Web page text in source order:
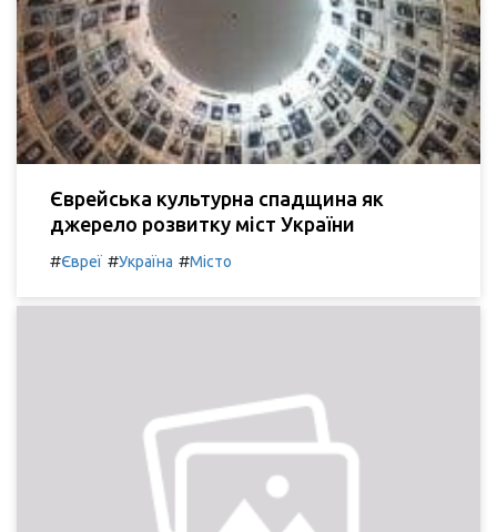
Єврейська культурна спадщина як
джерело розвитку міст України
#Євреї #Україна #Місто